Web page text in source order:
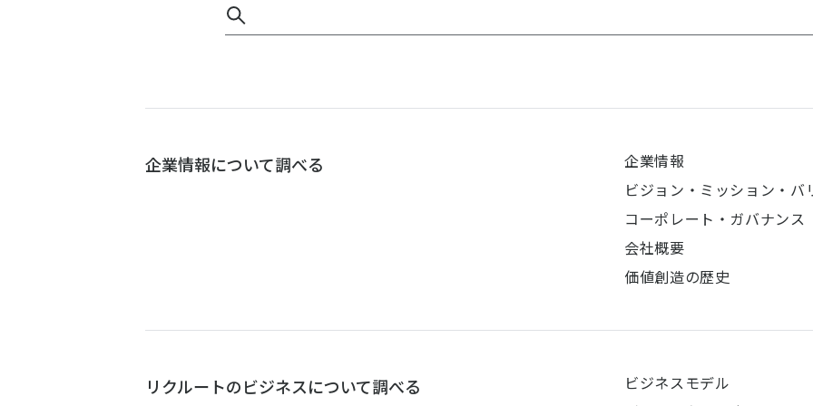
企業情報について調べる
企業情報
ビジョン・ミッション・バ
コーポレート・ガバナンス
会社概要
価値創造の歴史
リクルートのビジネスについて調べる
ビジネスモデル